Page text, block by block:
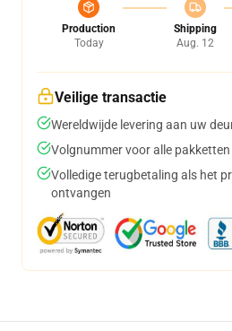
Production
Today
Shipping
Aug. 12
Veilige transactie
Wereldwijde levering aan uw
Volgnummer voor alle
Volledige terugbetaling als het
ontvangen